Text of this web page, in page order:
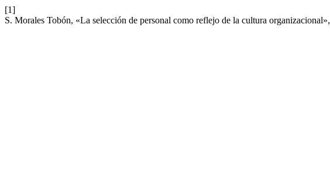
[1]
S. Morales Tobón, «La selección de personal como reflejo de la cultura organizacional»,